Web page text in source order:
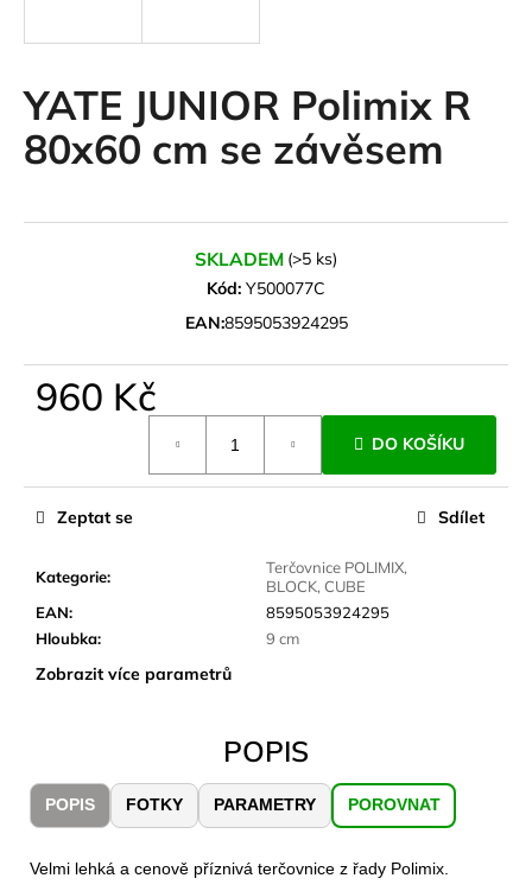
YATE JUNIOR Polimix R
80x60 cm se závěsem
SKLADEM (>5 ks)
Kód: Y500077C
EAN:8595053924295
960 Kč
DO KOŠÍKU
Kategorie:
Terčovnice POLIMIX,
BLOCK, CUBE
EAN:
8595053924295
Hloubka: 9 cm
Zobrazit více parametrů
Zeptat se Sdílet
POPIS
POPIS FOTKY PARAMETRY POROVNAT
Velmi lehká a cenově příznivá terčovnice z řady Polimix.
í
t
?
D
o
r
u
m
e
BĚŽECKÉ
TRAILOVÉ
PÁNSKÉ
BLUE